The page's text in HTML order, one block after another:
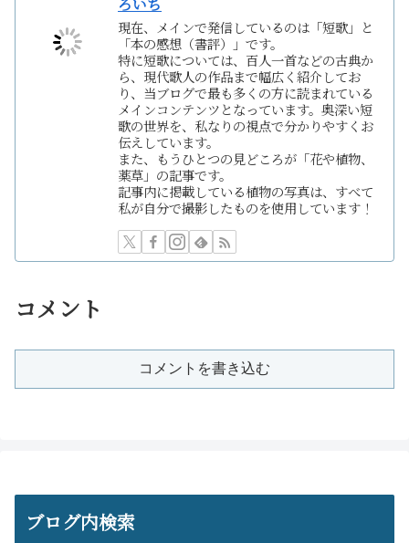
現在、メインで発信しているのは「短歌」と
「本の感想（書評）」です。
特に短歌については、百人一首などの古典か
ら、現代歌人の作品まで幅広く紹介してお
り、当ブログで最も多くの方に読まれている
メインコンテンツとなっています。奥深い短
歌の世界を、私なりの視点で分かりやすくお
伝えしています。
また、もうひとつの見どころが「花や植物、
薬草」の記事です。
記事内に掲載している植物の写真は、すべて
私が自分で撮影したものを使用しています！
コメント
コメントを書き込む
ブログ内検索